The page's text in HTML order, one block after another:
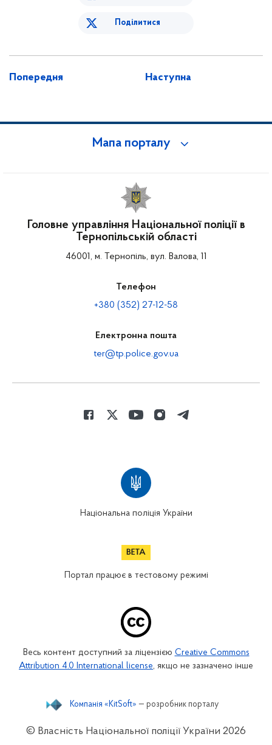
Поділитися
Попередня Наступна
Мапа порталу
Головне управління Національної поліції в
Тернопільській області
46001, м. Тернопіль, вул. Валова, 11
Телефон
+380 (352) 27-12-58
Електронна пошта
ter@tp.police.gov.ua
Національна поліція України
Портал працює в тестовому режимі
Весь контент доступний за ліцензією Creative Commons
Attribution 4.0 International license, якщо не зазначено інше
© Власність Національної поліції України 2026
Компанія «KitSoft» — розробник порталу